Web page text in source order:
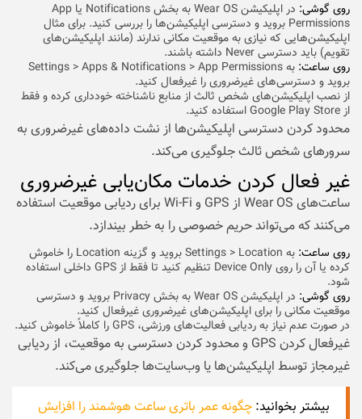
روی گوشی:
در اپلیکیشن Wear OS به بخش Notifications یا App
Permissions بروید و دسترسی اپلیکیشن‌ها را بررسی کنید. برای مثال
اپلیکیشن‌هایی که نیازی به موقعیت مکانی ندارند (مانند اپلیکیشن‌های
تقویم) باید دسترسی Never داشته باشند.
روی ساعت:
به Settings > Apps & Notifications > App Permissions
بروید و دسترسی‌های غیرضروری را غیرفعال کنید.
از نصب اپلیکیشن‌های شخص ثالث از منابع ناشناخته خودداری کرده و فقط
از Google Play Store استفاده کنید.
محدود کردن دسترسی اپلیکیشن‌ها از نشت داده‌های غیرضروری به
سرورهای شخص ثالث جلوگیری می‌کند.
غیر فعال کردن خدمات مکان‌یابی غیرضروری
ساعت‌های Wear OS از GPS و Wi-Fi برای ردیابی موقعیت استفاده
می‌کنند که می‌تواند حریم خصوصی را به خطر بیندازد.
روی ساعت:
به Settings > Location بروید و گزینه Location را خاموش
کرده یا آن را روی Device Only تنظیم کنید تا فقط از GPS داخلی استفاده
شود.
روی گوشی:
در اپلیکیشن Wear OS به بخش Privacy بروید و دسترسی
موقعیت مکانی را برای اپلیکیشن‌های غیرضروری غیرفعال کنید.
در صورت عدم نیاز به ردیابی فعالیت‌های ورزشی، GPS را کاملاً خاموش کنید.
غیرفعال کردن GPS و محدود کردن دسترسی به موقعیت، از ردیابی
غیرمجاز توسط اپلیکیشن‌ها یا وب‌سایت‌ها جلوگیری می‌کند.
بیشتر بخوانید: چگونه عمر باتری ساعت هوشمند را افزایش